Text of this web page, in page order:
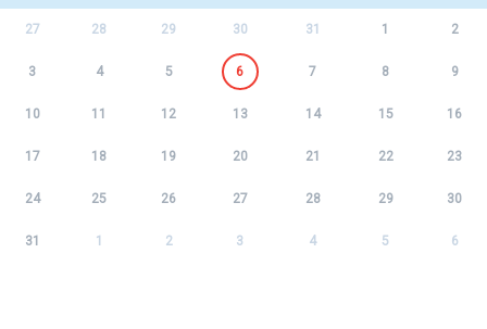
27 28 29 30 31 1 2
3 4 5 6 7 8 9
10 11 12 13 14 15 16
17 18 19 20 21 22 23
24 25 26 27 28 29 30
31 1 2 3 4 5 6